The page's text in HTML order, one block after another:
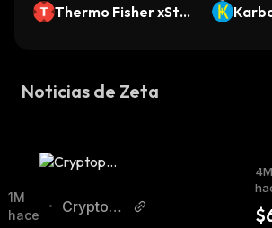
Thermo Fisher xSto
Noticias de Zeta
1M
hace
•
Cryptopo
4M